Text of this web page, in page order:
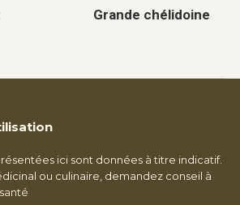
Grande chélidoine
ici sont données à titre indicatif.
ou culinaire, demandez conseil à